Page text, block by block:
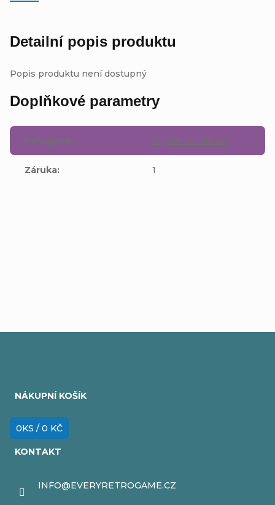
Detailní popis produktu
Popis produktu není dostupný
Doplňkové parametry
Kategorie: Hry Nintendo 64
Záruka: 1
NÁKUPNÍ KOŠÍK
0KS / 0 KČ
KONTAKT
INFO@EVERYRETROGAME.CZ